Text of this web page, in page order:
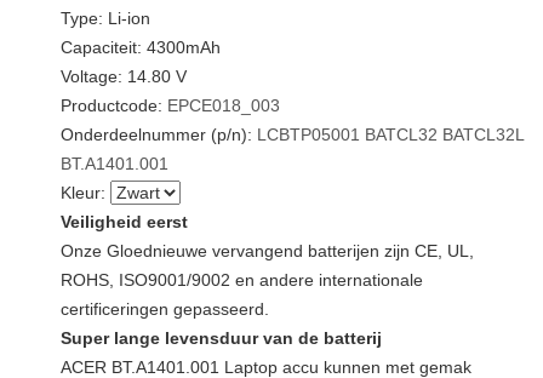
Type: Li-ion
Capaciteit: 4300mAh
Voltage: 14.80 V
Productcode: EPCE018_003
Onderdeelnummer (p/n): LCBTP05001 BATCL32 BATCL32L
BT.A1401.001
Kleur:
Veiligheid eerst
Onze Gloednieuwe vervangend batterijen zijn CE, UL,
ROHS, ISO9001/9002 en andere internationale
certificeringen gepasseerd.
Super lange levensduur van de batterij
ACER BT.A1401.001 Laptop accu kunnen met gemak